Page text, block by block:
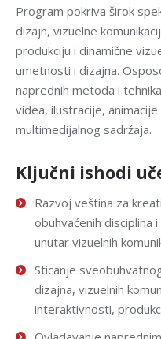
Program pokriva širok
dizajn, vizuelne
produkciju i dinamične
umetnosti i dizajna.
naprednih metoda i
videa, ilustracije,
multimedijalnog sadržaja.
Ključni ishodi
Razvoj veština za
obuhvaćenih disciplina
unutar vizuelnih
Sticanje
dizajna, vizuelnih
interaktivnosti,